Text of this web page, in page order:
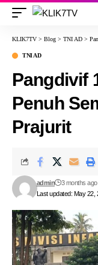
KLIK7TV > Blog > TNI AD >
TNI AD
Pangdivif
Penuh
Prajurit
Last updated: May 22,
admin 3 months ago